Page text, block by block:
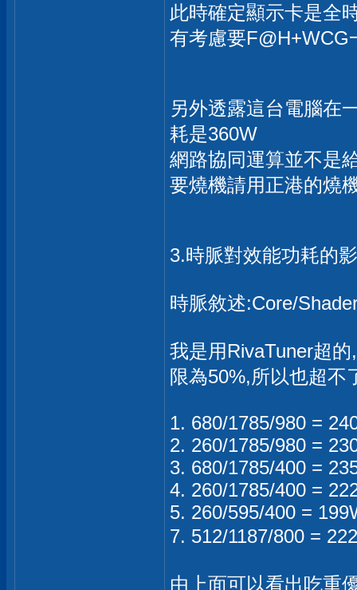
此時確定顯示卡是全
有考慮要
另外透露這台電腦在
耗是360W
網路協同運算並不是
要燒機請用正港的燒
3.時脈對效能功耗的
時脈敘述:Core/
我是用RivaTuner超
限為50%,所以也超不
1. 680/1785/980 =
2. 260/1785/980 =
3. 680/1785/400 =
4. 260/1785/400 =
5. 260/595/400 =
7. 512/1187/800 =
由上面可以看出吃重